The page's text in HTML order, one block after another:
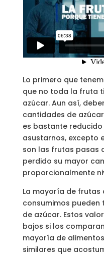
Lo primero que
que no toda la fruta
azúcar. Aun así,
cantidades de
es bastante
asustarnos, excepto
son las frutas pasas
perdido su mayor
proporcionalmente
La mayoría de frutas
consumimos pueden
de azúcar. Estos
bajos si los
mayoría de
similares que